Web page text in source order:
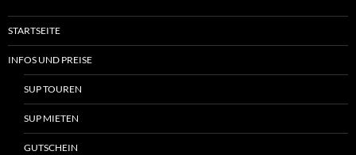
STARTSEITE
INFOS UND PREISE
SUP TOUREN
SUP MIETEN
GUTSCHEIN